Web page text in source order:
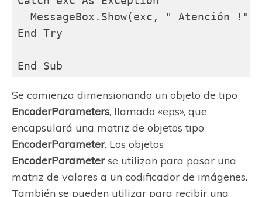
MessageBox.Show(exc, " Atención
End Try
End Sub
Se comienza dimensionando un objeto de tipo
EncoderParameters, llamado «eps», que
encapsulará una matriz de objetos tipo
EncoderParameter. Los objetos
EncoderParameterse utilizan para pasar una
matriz de valores a un codificador de imágenes.
También se pueden utilizar para recibir una